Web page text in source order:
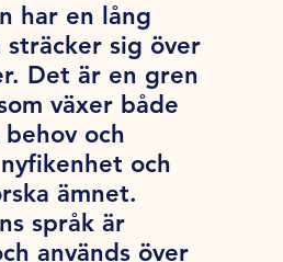
har en lång
sträcker sig över
Det är en gren
växer både
och
och
ämnet.
språk är
används över